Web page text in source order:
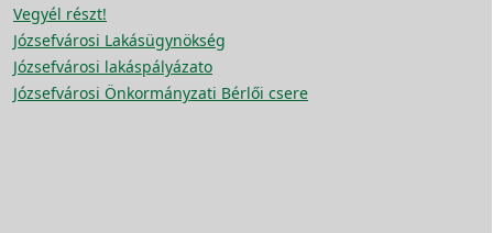
Vegyél részt!
Józsefvárosi Lakásügynökség
Józsefvárosi lakáspályázato
Józsefvárosi Önkormányzati Bérlői csere